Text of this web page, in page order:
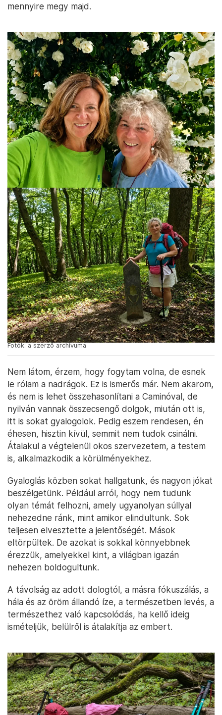
mennyire megy majd.
Fotók: a szerző archívuma
Nem látom, érzem, hogy fogytam volna, de esnek
le rólam a nadrágok. Ez is ismerős már. Nem akarom,
és nem is lehet összehasonlítani a Caminóval, de
nyilván vannak összecsengő dolgok, miután ott is,
itt is sokat gyalogolok. Pedig eszem rendesen, én
éhesen, hisztin kívül, semmit nem tudok csinálni.
Átalakul a végtelenül okos szervezetem, a testem
is, alkalmazkodik a körülményekhez.
Gyaloglás közben sokat hallgatunk, és nagyon jókat
beszélgetünk. Például arról, hogy nem tudunk
olyan témát felhozni, amely ugyanolyan súllyal
nehezedne ránk, mint amikor elindultunk. Sok
teljesen elvesztette a jelentőségét. Mások
eltörpültek. De azokat is sokkal könnyebbnek
érezzük, amelyekkel kint, a világban igazán
nehezen boldogultunk.
A távolság az adott dologtól, a másra fókuszálás, a
hála és az öröm állandó íze, a természetben levés, a
természethez való kapcsolódás, ha kellő ideig
ismételjük, belülről is átalakítja az embert.